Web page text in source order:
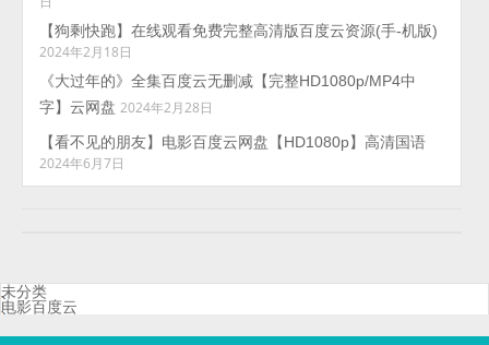
【狗剩快跑】在线观看免费完整高清版百度云资源(手-机版)
2024年2月18日
《大过年的》全集百度云无删减【完整HD1080p/MP4中
字】云网盘 2024年2月28日
【看不见的朋友】电影百度云网盘【HD1080p】高清国语
2024年6月7日
未分类
电影百度云